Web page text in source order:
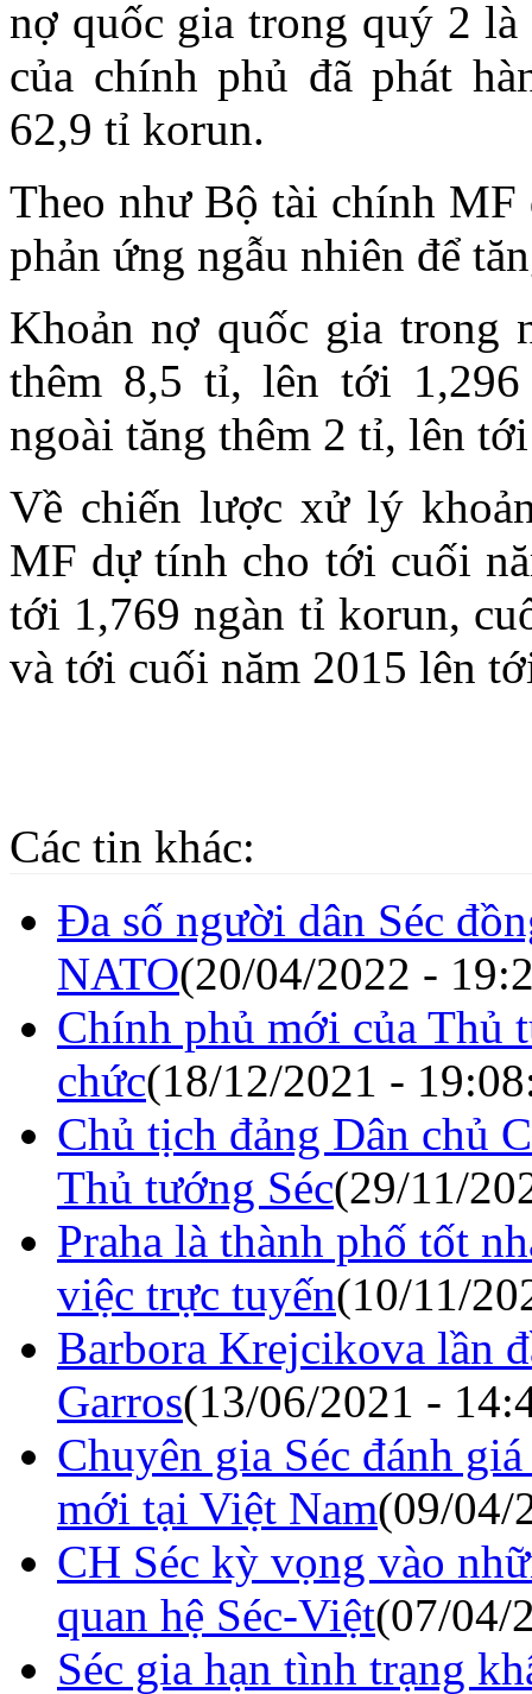
nợ quốc gia trong quý 2
của chính phủ đã phát
62,9 tỉ korun.
Theo như Bộ tài chính
phản ứng ngẫu nhiên để
Khoản nợ quốc gia trong
thêm 8,5 tỉ, lên tới
ngoài tăng thêm 2 tỉ, lên
Về chiến lược xử lý
MF dự tính cho tới cuối
tới 1,769 ngàn tỉ korun,
và tới cuối năm 2015 lên
Các tin khác:
Đa số người dân Séc
NATO(20/04/2022 -
Chính phủ mới của Thủ
chức(18/12/2021 -
Chủ tịch đảng Dân chủ
Thủ tướng Séc(29/11/
Praha là thành phố tốt
việc trực tuyến(10/11/
Barbora Krejcikova lần
Garros(13/06/2021 -
Chuyên gia Séc đánh
mới tại Việt Nam(09/04/
CH Séc kỳ vọng vào
quan hệ Séc-Việt(07/04/
Séc gia hạn tình trạng